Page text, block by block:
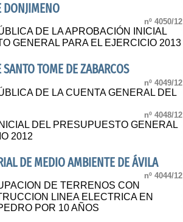
DONJIMENO
nº 4050/12
DE LA APROBACIÓN INICIAL
GENERAL PARA EL EJERCICIO 2013
TOME DE ZABARCOS
nº 4049/12
DE LA CUENTA GENERAL DEL
nº 4048/12
DEL PRESUPUESTO GENERAL
2012
DE MEDIO AMBIENTE DE ÁVILA
nº 4044/12
DE TERRENOS CON
LINEA ELECTRICA EN
POR 10 AÑOS